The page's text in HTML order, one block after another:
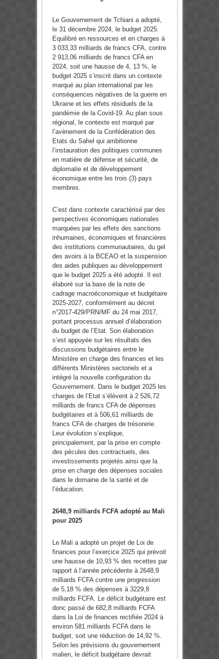
Le Gouvernement de Tchiani a adopté,
le 31 décembre 2024, le budget 2025.
Equilibré en ressources et en charges à
3 033,33 milliards de francs CFA, contre
2 913,06 milliards de francs CFA en
2024, soit une hausse de 4, 13 %, le
budget 2025 s’inscrit dans un contexte
marqué au plan international par les
conséquences négatives de la guerre en
Ukraine et les effets résiduels de la
pandémie de la Covid-19. Au plan sous
régional, le contexte est marqué par
l’avènement de la Confédération des
Etats du Sahel qui ambitionne
l’instauration des politiques communes
en matière de défense et sécurité, de
diplomatie et de développement
économique entre les trois (3) pays
membres.
C’est dans contexte caractérisé par des
perspectives économiques nationales
marquées par les effets des sanctions
inhumaines, économiques et financières
des institutions communautaires, du gel
des avoirs à la BCEAO et la suspension
des aides publiques au développement
que le budget 2025 a été adopté. Il est
élaboré sur la base de la note de
cadrage macroéconomique et budgétaire
2025-2027, conformément au décret
n°2017-429/PRN/MF du 24 mai 2017,
portant processus annuel d’élaboration
du budget de l’Etat. Son élaboration
s’est appuyée sur les résultats des
discussions budgétaires entre le
Ministère en charge des finances et les
différents Ministères sectoriels et a
intégré la nouvelle configuration du
Gouvernement. Dans le budget 2025 les
charges de l’Etat s’élèvent à 2 526,72
milliards de francs CFA de dépenses
budgétaires et à 506,61 milliards de
francs CFA de charges de trésorerie.
Leur évolution s’explique,
principalement, par la prise en compte
des pécules des contractuels, des
investissements projetés ainsi que la
prise en charge des dépenses sociales
dans le domaine de la santé et de
l’éducation.
2648,9 milliards FCFA adopté au Mali
pour 2025
Le Mali a adopté un projet de Loi de
finances pour l’exercice 2025 qui prévoit
une hausse de 10,93 % des recettes par
rapport à l’année précédente à 2648,9
milliards FCFA contre une progression
de 5,18 % des dépenses à 3229,8
milliards FCFA. Le déficit budgétaire est
donc passé de 682,8 milliards FCFA
dans la Loi de finances rectifiée 2024 à
environ 581 milliards FCFA dans le
budget, soit une réduction de 14,92 %.
Selon les prévisions du gouvernement
malien, le déficit budgétaire devrait